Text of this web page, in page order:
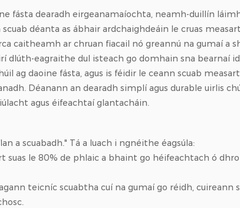
fásta dearadh eirgeanamaíochta, neamh-duillín
déanta as ábhair ardchaighdeáin le cruas
caitheamh ar chruan fiacail nó greannú na gumaí a
dlúth-eagraithe dul isteach go domhain sna bearnaí
ag daoine fásta, agus is féidir le ceann scuab
Déanann an dearadh simplí agus durable uirlis
agus éifeachtaí glantacháin.
a scuabadh." Tá a luach i ngnéithe éagsúla:
suas le 80% de phlaic a bhaint go héifeachtach ó
teicníc scuabtha cuí na gumaí go réidh,